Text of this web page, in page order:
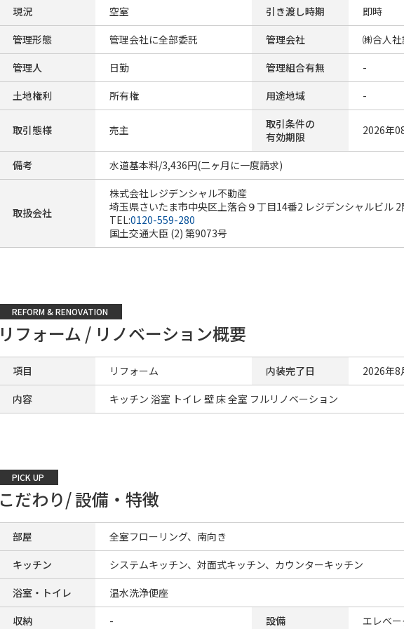
現況
空室 引き渡し時期
即時
管理形態
管理会社に全部委託 管理会社
㈱合人
管理人
日勤 管理組合有無
-
土地権利
所有権 用途地域 -
取引態様 売主
取引条件の
有効期限
2026年
備考 水道基本料/3,436円(二ヶ月に一度請求)
取扱会社
株式会社レジデンシャル不動産
埼玉県さいたま市中央区上落合９丁目14番2 レジデンシャルビル 2
TEL:0120-559-280
国土交通大臣 (2) 第9073号
REFORM & RENOVATION
リフォーム / リノベーション概要
項目 リフォーム 内装完了日
2026年8
内容
キッチン 浴室 トイレ 壁 床 全室 フルリノベーション
PICK UP
こだわり/ 設備・特徴
部屋
全室フローリング、南向き
キッチン
システムキッチン、対面式キッチン、カウンターキッチン
浴室・トイレ
温水洗浄便座
収納
- 設備 エレベ